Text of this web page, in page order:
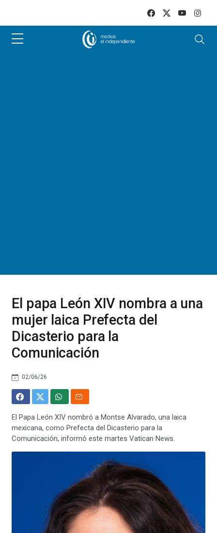
El papa León XIV nombra a una
mujer laica Prefecta del
Dicasterio para la
Comunicación
02/06/26
El Papa León XIV nombró a Montse Alvarado, una laica
mexicana, como Prefecta del Dicasterio para la
Comunicación, informó este martes Vatican News.